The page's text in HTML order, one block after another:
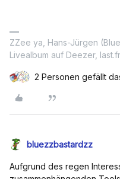
ZZee ya, Hans-Jürgen
Livealbum auf Deezer,
2 Personen gefällt
bluezzbastardzz
Aufgrund des regen